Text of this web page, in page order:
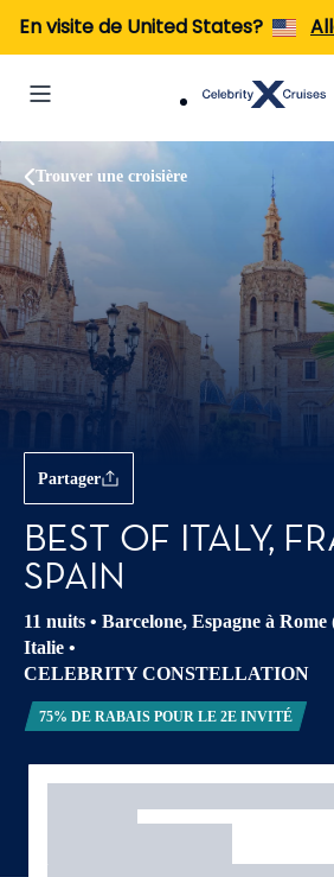
En visite de United States?
Trouver une croisière
Partager
BEST OF ITALY,
SPAIN
11 nuits • Barcelone, Espagne à
Italie •
CELEBRITY CONSTELLATION
75% DE RABAIS POUR LE 2E INVITÉ